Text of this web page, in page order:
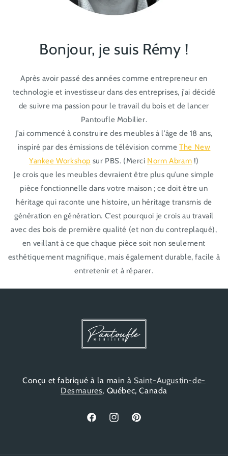
Bonjour, je suis Rémy !
Après avoir passé des années comme entrepreneur en
technologie et investisseur dans des entreprises, j’ai décidé
de suivre ma passion pour le travail du bois et de lancer
Pantoufle Mobilier.
J’ai commencé à construire des meubles à l’âge de 18 ans,
inspiré par des émissions de télévision commeThe New
Yankee Workshop sur PBS. (Merci Norm Abram !)
Je crois que les meubles devraient être plus qu’une simple
pièce fonctionnelle dans votre maison ; ce doit être un
héritage qui raconte une histoire, un héritage transmis de
génération en génération. C’est pourquoi je crois au travail
avec des bois de première qualité (et non du contreplaqué),
en veillant à ce que chaque pièce soit non seulement
esthétiquement magnifique, mais également durable, facile à
entretenir et à réparer.
Conçu et fabriqué à la main à Saint-Augustin-de-
Desmaures, Québec, Canada
FacebookInstagramPinterest